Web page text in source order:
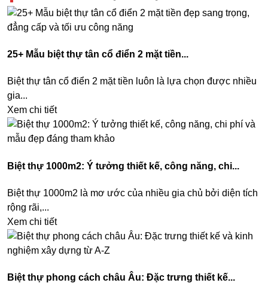
25+ Mẫu biệt thự tân cổ điển 2 mặt tiền...
Biệt thự tân cổ điển 2 mặt tiền luôn là lựa chọn được nhiều
gia...
Xem chi tiết
Biệt thự 1000m2: Ý tưởng thiết kế, công năng, chi...
Biệt thự 1000m2 là mơ ước của nhiều gia chủ bởi diện tích
rộng rãi,...
Xem chi tiết
Biệt thự phong cách châu Âu: Đặc trưng thiết kế...